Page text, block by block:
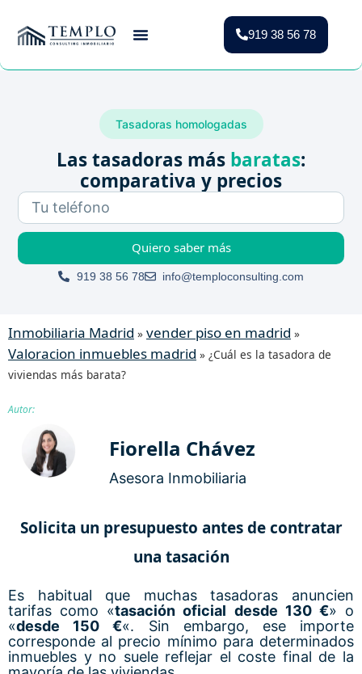
919 38 56 78
Tasadoras homologadas
Las tasadoras más baratas:
comparativa y precios
Quiero saber más
919 38 56 78 info@temploconsulting.com
Inmobiliaria Madrid » vender piso en madrid »
Valoracion inmuebles madrid » ¿Cuál es la tasadora de
viviendas más barata?
Autor:
Fiorella Chávez
Asesora Inmobiliaria
Solicita un presupuesto antes de contratar
una tasación
Es habitual que muchas tasadoras anuncien
tarifas como «tasación oficial desde 130 €» o
«desde 150 €«. Sin embargo, ese importe
corresponde al precio mínimo para determinados
inmuebles y no suele reflejar el coste final de la